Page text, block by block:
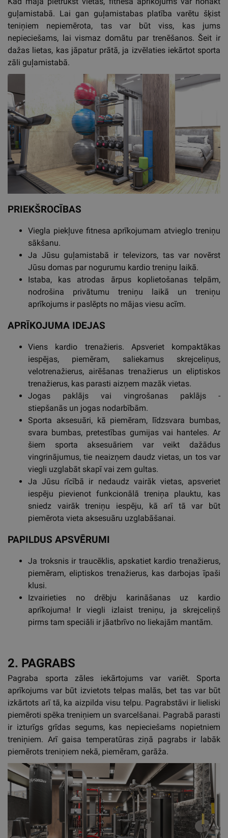
guļamistabā. Lai gan guļamistabas platība varētu šķist
teniņiem nepiemērota, tas var būt viss, kas jums
nepieciešams, lai vismaz domātu par trenēšanos. Šeit ir
dažas lietas, kas jāpatur prātā, ja izvēlaties iekārtot sporta
zāli guļamistabā.
PRIEKŠROCĪBAS
Viegla piekļuve fitnesa aprīkojumam atvieglo treniņu
sākšanu.
Ja Jūsu guļamistabā ir televizors, tas var novērst
Jūsu domas par nogurumu kardio treniņu laikā.
Istaba, kas atrodas ārpus koplietošanas telpām,
nodrošina privātumu treniņu laikā un treniņu
aprīkojums ir paslēpts no mājas viesu acīm.
APRĪKOJUMA IDEJAS
Viens kardio trenažieris. Apsveriet kompaktākas
iespējas, piemēram, saliekamus skrejceliņus,
velotrenažierus, airēšanas trenažierus un eliptiskos
trenažierus, kas parasti aizņem mazāk vietas.
Jogas paklājs vai vingrošanas paklājs -
stiepšanās un jogas nodarbībām.
Sporta aksesuāri, kā piemēram, līdzsvara bumbas,
svara bumbas, pretestības gumijas vai hanteles. Ar
šiem sporta aksesuāriem var veikt dažādus
vingrinājumus, tie neaizņem daudz vietas, un tos var
viegli uzglabāt skapī vai zem gultas.
Ja Jūsu rīcībā ir nedaudz vairāk vietas, apsveriet
iespēju pievienot funkcionālā treniņa plauktu, kas
sniedz vairāk treniņu iespēju, kā arī tā var būt
piemērota vieta aksesuāru uzglabāšanai.
PAPILDUS APSVĒRUMI
Ja troksnis ir traucēklis, apskatiet kardio trenažierus,
piemēram, eliptiskos trenažierus, kas darbojas īpaši
klusi.
Izvairieties no drēbju karināšanas uz kardio
aprīkojuma! Ir viegli izlaist treniņu, ja skrejceliņš
pirms tam speciāli ir jāatbrīvo no liekajām mantām.
2. PAGRABS
Pagraba sporta zāles iekārtojums var variēt. Sporta
aprīkojums var būt izvietots telpas malās, bet tas var būt
izkārtots arī tā, ka aizpilda visu telpu. Pagrabstāvi ir lieliski
piemēroti spēka treniņiem un svarcelšanai. Pagrabā parasti
ir izturīgs grīdas segums, kas nepieciešams nopietniem
treniņiem. Arī gaisa temperatūras ziņā pagrabs ir labāk
piemērots treniņiem nekā, piemēram, garāža.